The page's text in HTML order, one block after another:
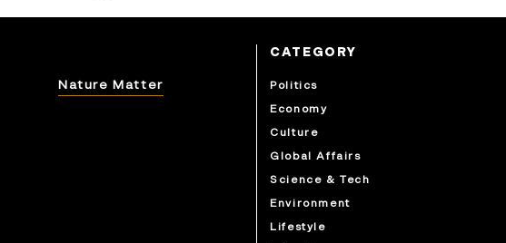
Nature Matter
CATEGORY
Politics
Economy
Culture
Global Affairs
Science & Tech
Environment
Lifestyle